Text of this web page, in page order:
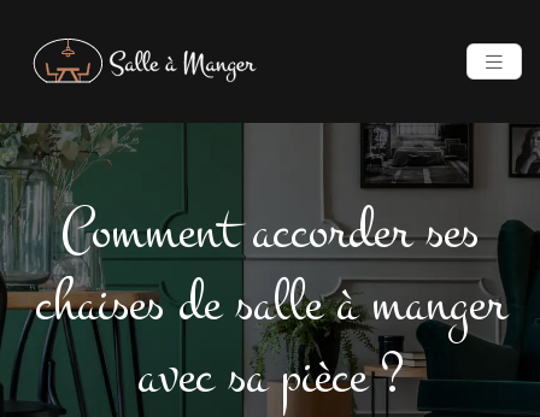
Comment accorder ses
chaises de salle à manger
avec sa pièce ?